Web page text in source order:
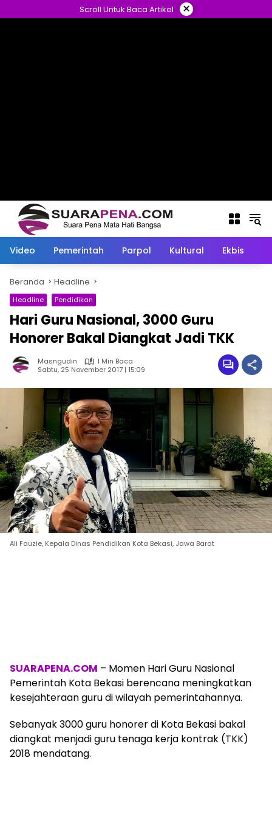
ke
Scroll Untuk Baca Artikel ×
Video Pemerintah Parpol Kultural Ekbis
Beranda Headline
Headline Pendidikan
Hari Guru Nasional, 3000 Guru
Honorer Bakal Diangkat Jadi TKK
Masngudin
1 Min Baca
Sabtu, 25 November 2017 | 15:09
Ali Fauzie, Kepala Dinas Pendidikan Kota Bekasi, Jawa Barat
SUARAPENA.COM – Momen Hari Guru Nasional
Pemerintah Kota Bekasi berencana meningkatkan
kesejahteraan guru di wilayah pemerintahannya.
Sebanyak 3000 guru honorer di Kota Bekasi bakal
diangkat menjadi guru tenaga kerja kontrak (TKK)
2018 mendatang.